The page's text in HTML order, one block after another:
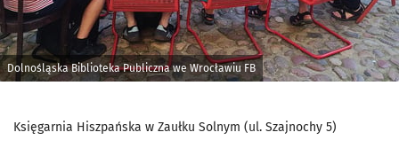
Dolnośląska Biblioteka Publiczna we Wrocławiu FB
Księgarnia Hiszpańska w Zaułku Solnym (ul. Szajnochy 5)